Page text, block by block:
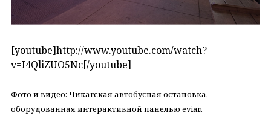
[youtube]http://www.youtube.com/watch?
v=I4QliZUO5Nc[/youtube]
Фото и видео: Чикагская автобусная остановка,
оборудованная интерактивной панелью evian